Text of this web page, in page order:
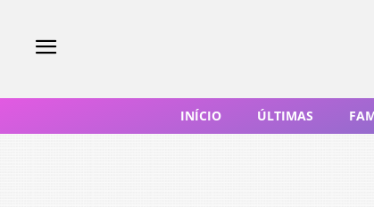
INÍCIO ÚLTIMAS